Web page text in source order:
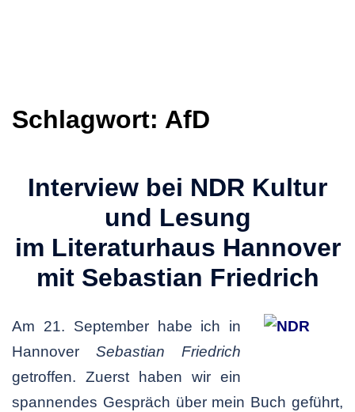
Schlagwort: AfD
Interview bei NDR Kultur
und Lesung
im Literaturhaus Hannover
mit Sebastian Friedrich
Am 21. September habe ich in
HannoverSebastian Friedrich
getroffen. Zuerst haben wir ein
spannendes Gespräch über mein Buch geführt,